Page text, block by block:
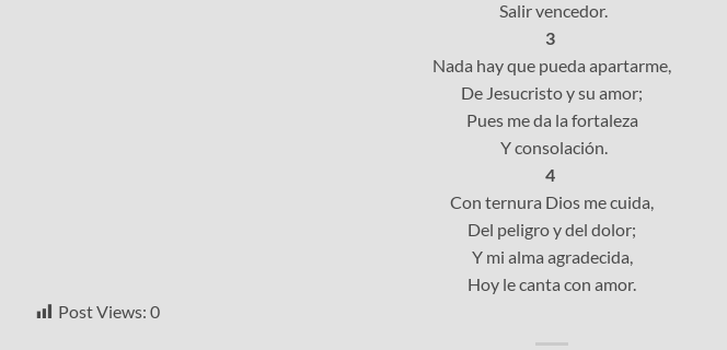
Salir vencedor.
3
Nada hay que pueda apartarme,
De Jesucristo y su amor;
Pues me da la fortaleza
Y consolación.
4
Con ternura Dios me cuida,
Del peligro y del dolor;
Y mi alma agradecida,
Hoy le canta con amor.
Post Views: 0